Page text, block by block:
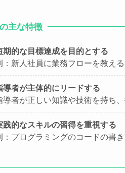
主な特徴
期的な目標達成を目的とする
：新人社員に業務フローを教え
導者が主体的にリードする
導者が正しい知識や技術を持ち
践的なスキルの習得を重視する
：プログラミングのコードの書